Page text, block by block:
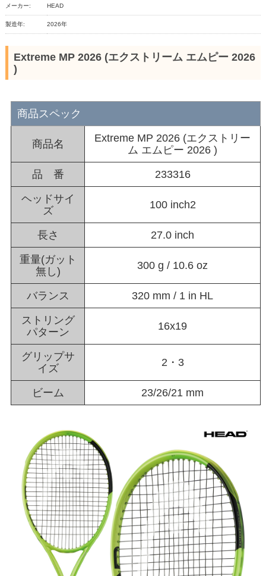
メーカー: HEAD
製造年: 2026年
Extreme MP 2026 (エクストリーム エムピー 2026
)
商品スペック
商品名
Extreme MP 2026 (エクストリー
ム エムピー 2026 )
品 番 233316
ヘッドサイ
ズ
100 inch2
長さ 27.0 inch
重量(ガット
無し)
300 g / 10.6 oz
バランス 320 mm / 1 in HL
ストリング
パターン
16x19
グリップサ
イズ
2・3
ビーム 23/26/21 mm